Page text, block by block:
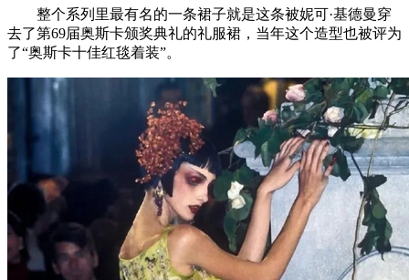
整个系列里最有名的一条裙子就是这条被妮可·基德曼穿
去了第69届奥斯卡颁奖典礼的礼服裙，当年这个造型也被评为
了“奥斯卡十佳红毯着装”。